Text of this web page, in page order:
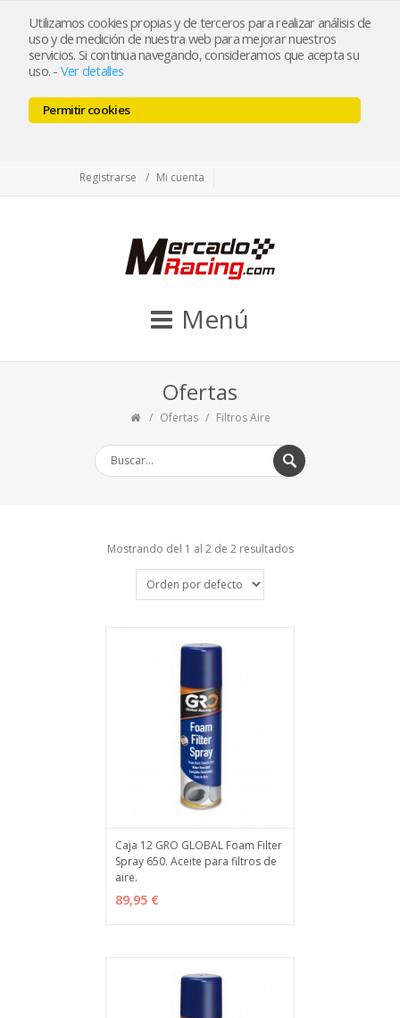
Utilizamos cookies propias y de terceros para realizar análisis de
uso y de medición de nuestra web para mejorar nuestros
servicios. Si continua navegando, consideramos que acepta su
uso. - Ver detalles
Permitir cookies
tienda@mercadoracing.com
Registrarse
Mi cuenta
Menú
Ofertas
Ofertas Filtros Aire
Mostrando del 1 al 2 de 2 resultados
AÑADIR MÁS INFO
Caja 12 GRO GLOBAL Foam Filter
Spray 650. Aceite para filtros de
aire.
89,95 €